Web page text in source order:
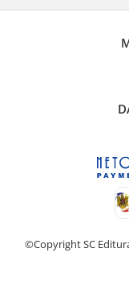
©Copyright SC